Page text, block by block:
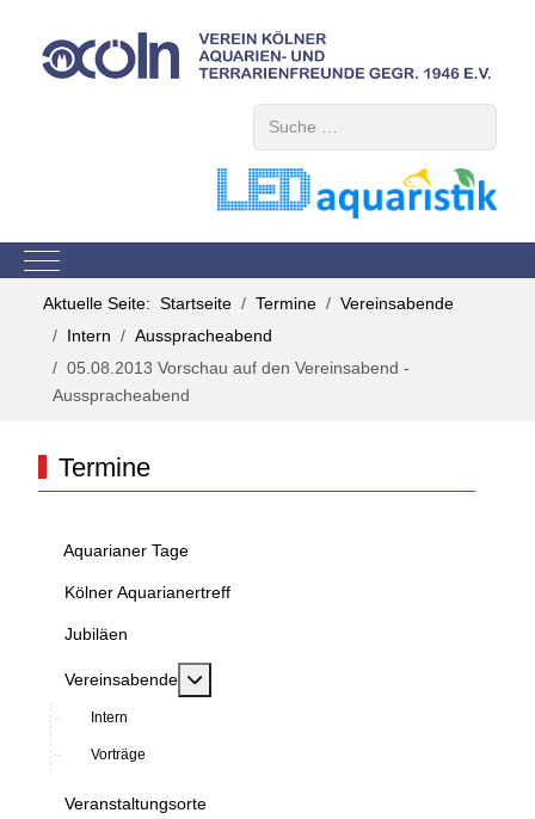
Mobile Menu Toggle
Aktuelle Seite: Startseite Termine
Vereinsabende
Intern
Ausspracheabend
05.08.2013 Vorschau auf den Vereinsabend -
Ausspracheabend
Termine
Aquarianer Tage
Kölner Aquarianertreff
Jubiläen
Vereinsabende MOD_MENU_TOGGLE_SUBMENU_LABEL
Intern
Vorträge
Veranstaltungsorte